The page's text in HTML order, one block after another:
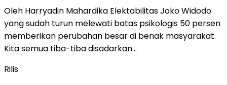
Oleh Harryadin Mahardika Elektabilitas Joko Widodo
yang sudah turun melewati batas psikologis 50 persen
memberikan perubahan besar di benak masyarakat.
Kita semua tiba-tiba disadarkan…
Rilis